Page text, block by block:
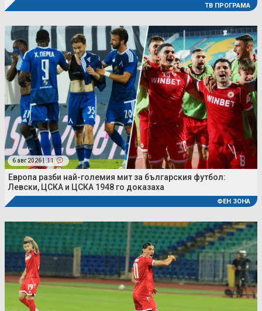
ТВ ПРОГРАМА
6 авг 2026 | 11
Европа разби най-големия мит за българския футбол:
Левски, ЦСКА и ЦСКА 1948 го доказаха
ФЕН ЗОНА